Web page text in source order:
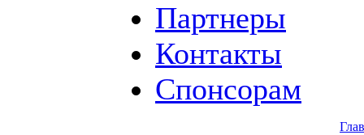
Партнеры
Контакты
Спонсорам